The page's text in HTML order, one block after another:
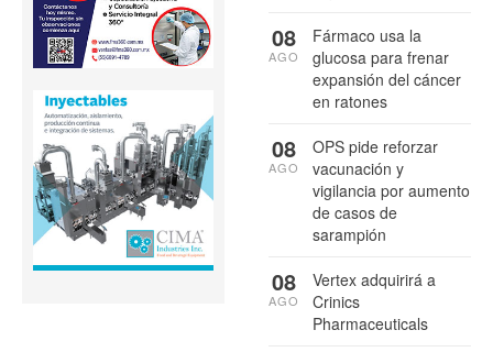
Fármaco usa la
glucosa para frenar
expansión del cáncer
en ratones
08
AGO
OPS pide reforzar
vacunación y
vigilancia por aumento
de casos de
sarampión
08
AGO
Vertex adquirirá a
Crinics
Pharmaceuticals
08
AGO